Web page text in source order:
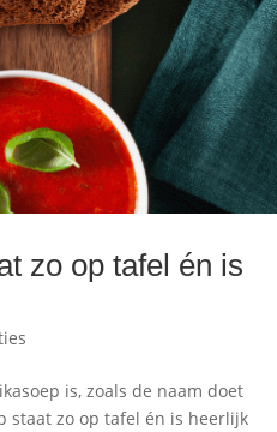
zo op tafel én is
is, zoals de naam doet
staat zo op tafel én is heerlijk